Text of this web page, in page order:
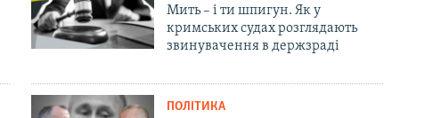
Мить – і ти шпигун. Як у
кримських судах розглядають
звинувачення в держзраді
ПОЛІТИКА